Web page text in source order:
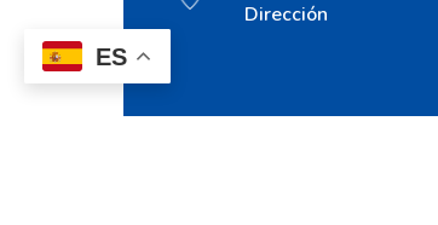
ES
Dirección